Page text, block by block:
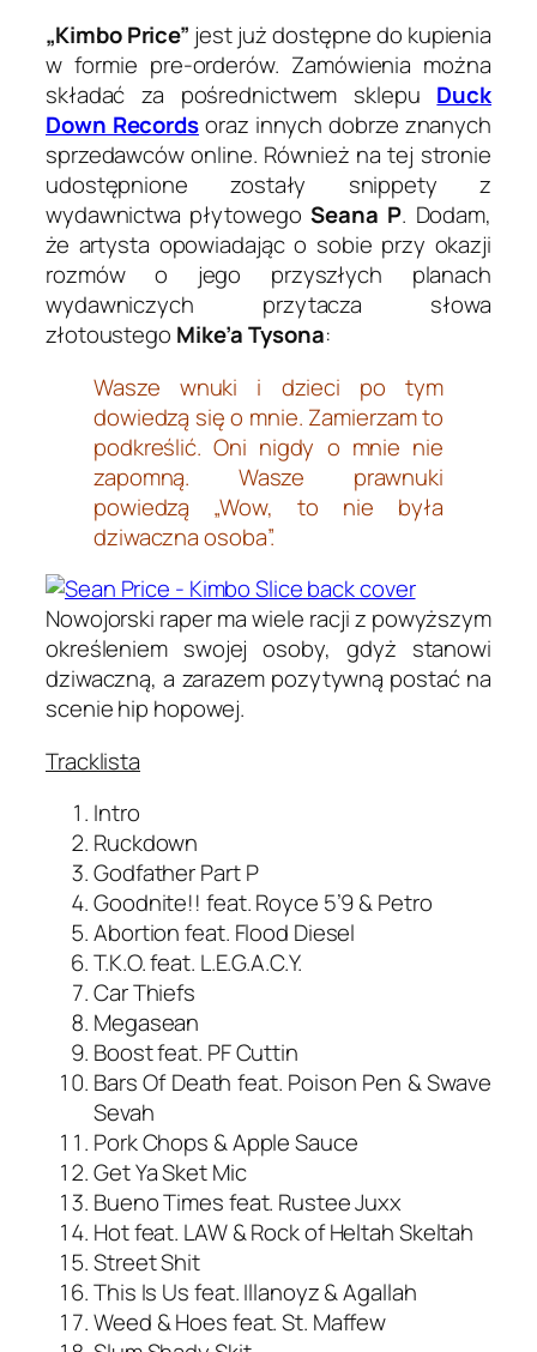
„Kimbo Price” jest już dostępne do kupienia
w formie pre-orderów. Zamówienia można
składać za pośrednictwem sklepu Duck
Down Recordsoraz innych dobrze znanych
sprzedawców online. Również na tej stronie
udostępnione zostały snippety z
wydawnictwa płytowegoSeana P. Dodam,
że artysta opowiadając o sobie przy okazji
rozmów o jego przyszłych planach
wydawniczych przytacza słowa
złotoustego Mike’a Tysona:
Wasze wnuki i dzieci po tym
dowiedzą się o mnie. Zamierzam to
podkreślić. Oni nigdy o mnie nie
zapomną. Wasze prawnuki
powiedzą „Wow, to nie była
dziwaczna osoba”.
Nowojorski raper ma wiele racji z powyższym
określeniem swojej osoby, gdyż stanowi
dziwaczną, a zarazem pozytywną postać na
scenie hip hopowej.
Tracklista
Intro
Ruckdown
Godfather Part P
Goodnite!! feat. Royce 5’9 & Petro
Abortion feat. Flood Diesel
T.K.O. feat. L.E.G.A.C.Y.
Car Thiefs
Megasean
Boost feat. PF Cuttin
Bars Of Death feat. Poison Pen & Swave
Sevah
Pork Chops & Apple Sauce
Get Ya Sket Mic
Bueno Times feat. Rustee Juxx
Hot feat. LAW & Rock of Heltah Skeltah
Street Shit
This Is Us feat. Illanoyz & Agallah
Weed & Hoes feat. St. Maffew